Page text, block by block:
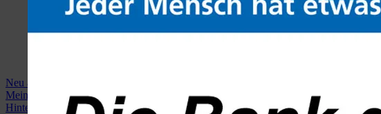
Neu anmelden
Mein Profil
Hintergrundbild anzeigen